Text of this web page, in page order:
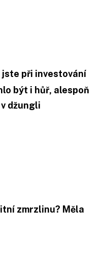
jste při investování
být i hůř, alespoň
džungli
zmrzlinu? Měla